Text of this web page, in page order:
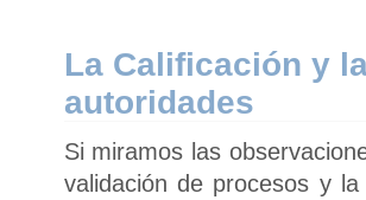
La Calificación y
autoridades
Si miramos las
validación de procesos y